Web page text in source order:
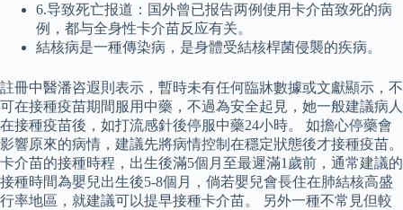
6.导致死亡报道：国外曾已报告两例使用卡介苗致死的病
例，都与全身性卡介苗反应有关。
結核病是一種傳染病，是身體受結核桿菌侵襲的疾病。
註冊中醫潘咨遐則表示，暫時未有任何臨牀數據或文獻顯示，不
可在接種疫苗期間服用中藥，不過為安全起見，她一般建議病人
在接種疫苗後，如打流感針後停服中藥24小時。 如擔心停藥會
影響原來的病情，建議先將病情控制在穩定狀態後才接種疫苗。
卡介苗的接種時程，出生後滿5個月至最遲滿1歲前，通常建議的
接種時間為嬰兒出生後5-8個月，倘若嬰兒會長住在肺結核高盛
行率地區，就建議可以提早接種卡介苗。 另外一種不常見但較